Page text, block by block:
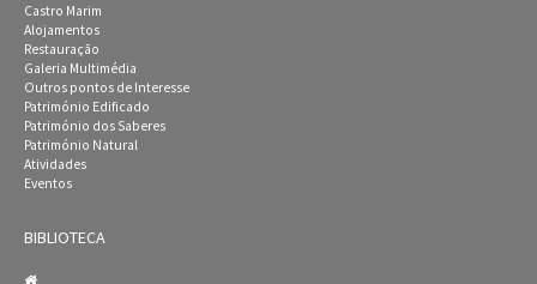
Castro Marim
Alojamentos
Restauração
Galeria Multimédia
Outros pontos de Interesse
Património Edificado
Património dos Saberes
Património Natural
Atividades
Eventos
BIBLIOTECA